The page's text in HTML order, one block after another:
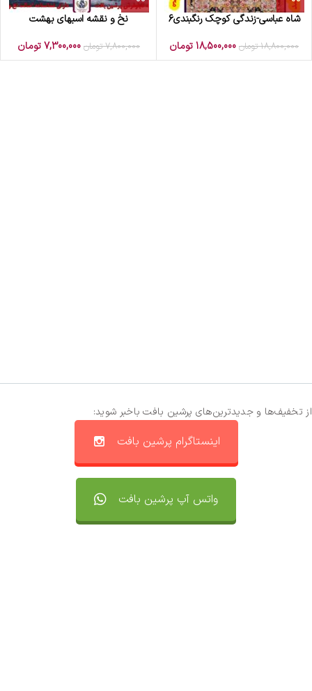
شاه عباسی-زندگی کوچک رنگبندی6
18,800,000 تومان 18,500,000تومان
نخ و نقشه اسبهای بهشت
7,800,000 تومان 7,300,000تومان
از تخفیف‌ها و جدیدترین‌های پرشین بافت باخبر شوید:
اینستاگرام پرشین بافت
واتس آپ پرشین بافت